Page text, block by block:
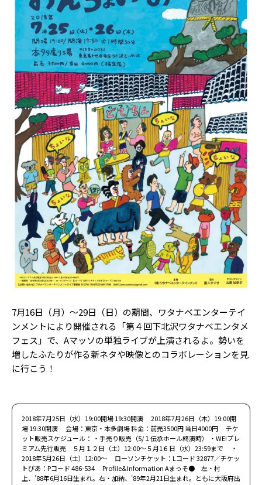
7月16日（月）～29日（日）の期間、ワタナベエンターテイ
ンメントにより開催される「第４回下北沢ワタナベエンタメ
フェス」で、Aマッソの単独ライブが上演されるよ。勢いを
増したふたりが作る新ネタや映像とのコラボレーションを見
に行こう！
2018年7月25日（水）19:00開場 19:30開演 2018年7月26日（木）19:00開
場 19:30開演 会場：東京・本多劇場 料金：前売3500円 当日4000円 チケ
ット販売スケジュール： ・手売り販売（5/１伝承ホール終演時） ・WE!プレ
ミアム先行販売 ５月１２日（土）12:00～５月1６日（水）23:59まで ・
2018年5月26日（土）12:00～ ローソンチケット：Lコード 32877／チケッ
トぴあ：Pコード 486-534 Profile&Information Aまっそ● 左・村
上、’88年6月16日生まれ。右・加納、’89年2月21日生まれ。ともに大阪府出